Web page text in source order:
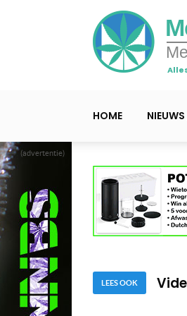
(advertentie)
HOME
LEES OOK